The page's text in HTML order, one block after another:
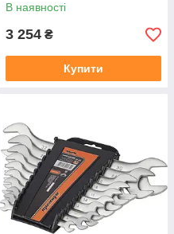
В наявності
3 254 ₴
Купити